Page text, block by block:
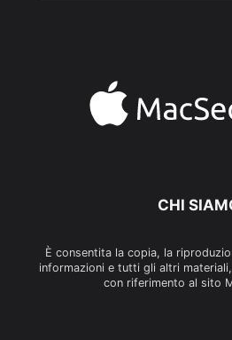
CHI
È consentita la copia, la
informazioni e tutti gli altri
con riferimento al sito